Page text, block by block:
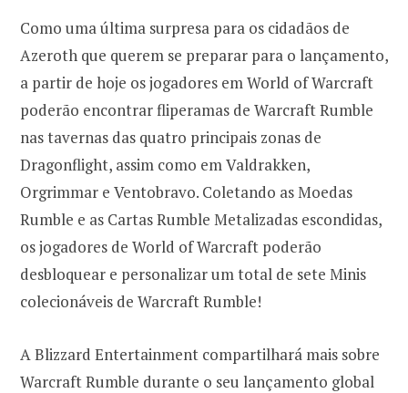
Como uma última surpresa para os cidadãos de
Azeroth que querem se preparar para o lançamento,
a partir de hoje os jogadores em World of Warcraft
poderão encontrar fliperamas de Warcraft Rumble
nas tavernas das quatro principais zonas de
Dragonflight, assim como em Valdrakken,
Orgrimmar e Ventobravo. Coletando as Moedas
Rumble e as Cartas Rumble Metalizadas escondidas,
os jogadores de World of Warcraft poderão
desbloquear e personalizar um total de sete Minis
colecionáveis de Warcraft Rumble!
A Blizzard Entertainment compartilhará mais sobre
Warcraft Rumble durante o seu lançamento global